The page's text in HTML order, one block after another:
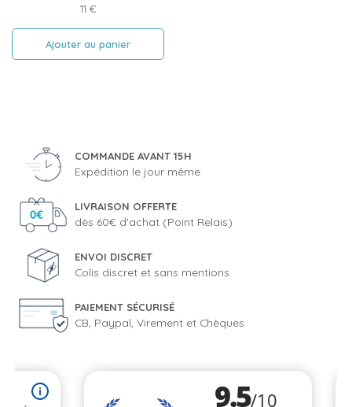
Prix
11 €
Ajouter au panier
COMMANDE AVANT 15H
Expédition le jour même
LIVRAISON OFFERTE
dès 60€ d'achat (Point Relais)
ENVOI DISCRET
Colis discret et sans mentions
PAIEMENT SÉCURISÉ
CB, Paypal, Virement et Chèques